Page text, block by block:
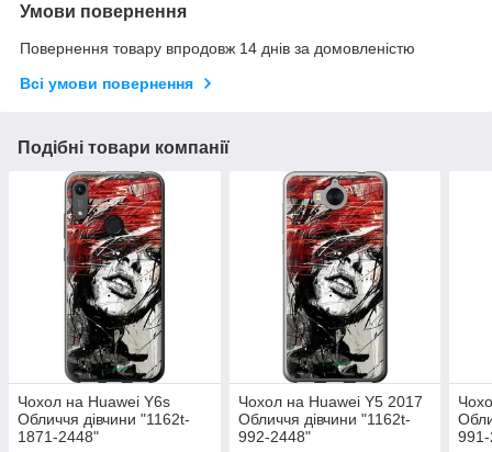
Умови повернення
Повернення товару впродовж 14 днів за домовленістю
Всі умови повернення
Подібні товари компанії
Чохол на Huawei Y6s
Обличчя дівчини "1162t-
1871-2448"
Чохол на Huawei Y5 2017
Обличчя дівчини "1162t-
992-2448"